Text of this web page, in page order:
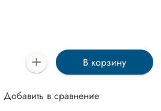
Добавить в сравнение
В корзину